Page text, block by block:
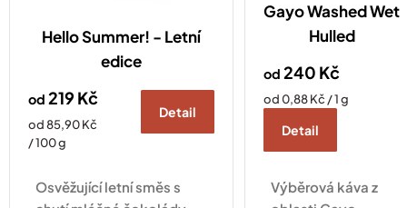
Hello Summer! - Letní
edice
od 219 Kč
Měrná
cena:
od 85,90 Kč
/ 100 g
Detail
Osvěžující letní směs s
Gayo Washed Wet
Hulled
od 240 Kč
Měrná
od 0,88 Kč / 1 g
Detail
Výběrová káva z